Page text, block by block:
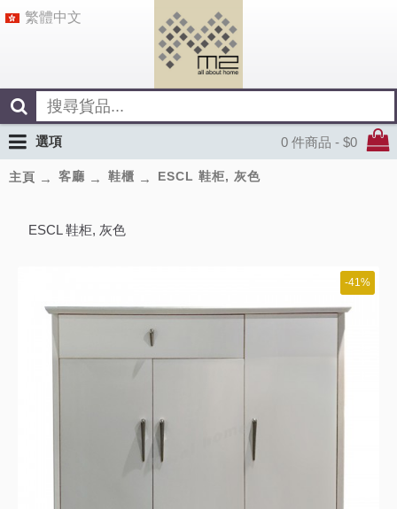
繁體中文
0 件商品 - $0
選項
主頁 客廳 鞋櫃 ESCL 鞋柜, 灰色
ESCL 鞋柜, 灰色
-41%